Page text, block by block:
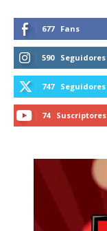
677 Fans
590 Seguidores
747 Seguidores
74 Suscriptores